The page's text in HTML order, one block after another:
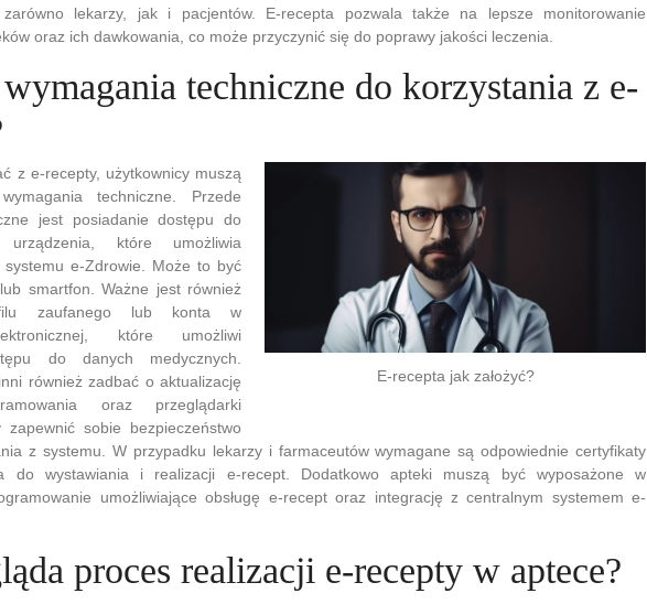
lekarzy, jak i pacjentów. E-recepta pozwala także na lepsze monitorowanie
oraz ich dawkowania, co może przyczynić się do poprawy jakości leczenia.
techniczne do korzystania z e-
E-recepta jak założyć?
z e-recepty, użytkownicy muszą
techniczne. Przede
jest posiadanie dostępu do
które umożliwia
e-Zdrowie. Może to być
smartfon. Ważne jest również
zaufanego lub konta w
które umożliwi
do danych medycznych.
również zadbać o aktualizację
oraz przeglądarki
zapewnić sobie bezpieczeństwo
z systemu. W przypadku lekarzy i farmaceutów wymagane są odpowiednie certyfikaty
do wystawiania i realizacji e-recept. Dodatkowo apteki muszą być wyposażone w
umożliwiające obsługę e-recept oraz integrację z centralnym systemem e-
proces realizacji e-recepty w aptece?